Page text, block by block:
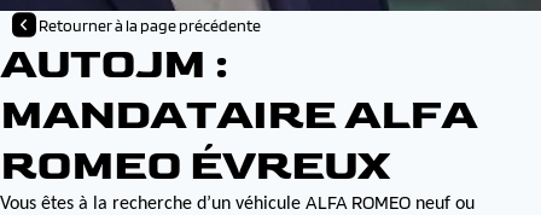
Retourner à la page précédente
AUTOJM :
MANDATAIRE ALFA
ROMEO ÉVREUX
Vous êtes à la recherche d’un véhicule ALFA ROMEO neuf ou